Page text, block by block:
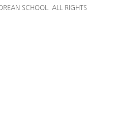
SCHOOL. ALL RIGHTS